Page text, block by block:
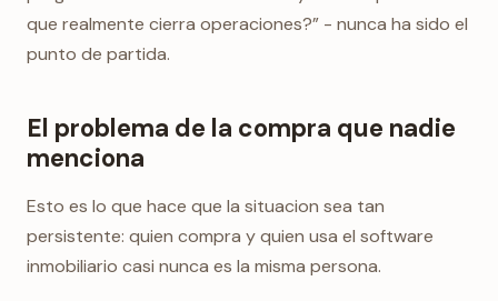
que realmente cierra operaciones?” - nunca ha sido el
punto de partida.
El problema de la compra que nadie
menciona
Esto es lo que hace que la situacion sea tan
persistente: quien compra y quien usa el software
inmobiliario casi nunca es la misma persona.